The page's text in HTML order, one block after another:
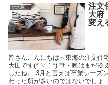
土地探し
注文
大府
変え
皆さんこんにちは～東海の注文住
大田です(*´▽｀*) 朝・晩はまだ冷
したね。 3月と言えば卒業シーズ
わった所が多いのではないでしょ...